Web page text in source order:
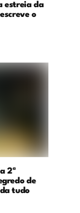
estreia da
o
2ª
de
tudo